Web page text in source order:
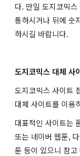
다. 만일 도지코믹
통하시거나 뒤에
하시길 바랍니다.
도지코믹스 대체 사
도지코믹스 사이트
대체 사이트를 이용
대표적인 사이트는
또는 네이버 웹툰,
툰 등이 있으니 참고